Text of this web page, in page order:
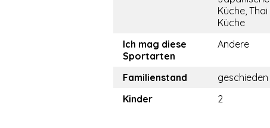
Küche, Thai
Küche
Ich mag diese
Sportarten
Andere
Familienstand
geschieden
Kinder
2